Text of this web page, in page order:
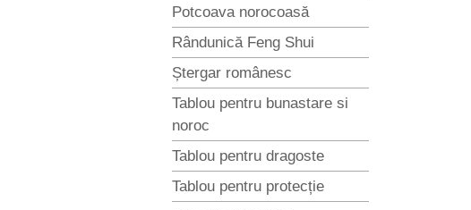
Potcoava norocoasă
Rândunică Feng Shui
Ștergar românesc
Tablou pentru bunastare si
noroc
Tablou pentru dragoste
Tablou pentru protecție